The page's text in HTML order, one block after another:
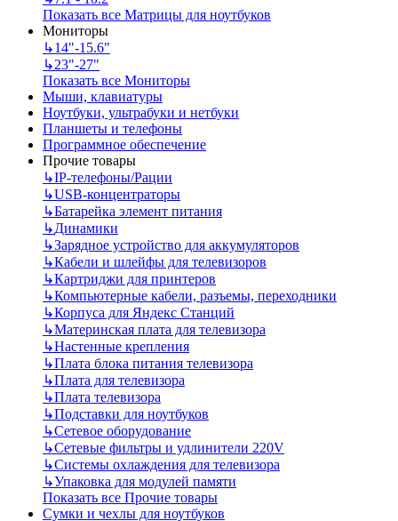
Показать все Матрицы для ноутбуков
Мониторы
↳14"-15.6"
↳23"-27"
Показать все Мониторы
Мыши, клавиатуры
Ноутбуки, ультрабуки и нетбуки
Планшеты и телефоны
Программное обеспечение
Прочие товары
↳IP‑телефоны/Рации
↳USB-концентраторы
↳Батарейка элемент питания
↳Динамики
↳Зарядное устройство для аккумуляторов
↳Кабели и шлейфы для телевизоров
↳Картриджи для принтеров
↳Компьютерные кабели, разъемы, переходники
↳Корпуса для Яндекс Станций
↳Материнская плата для телевизора
↳Настенные крепления
↳Плата блока питания телевизора
↳Плата для телевизора
↳Плата телевизора
↳Подставки для ноутбуков
↳Сетевое оборудование
↳Сетевые фильтры и удлинители 220V
↳Системы охлаждения для телевизора
↳Упаковка для модулей памяти
Показать все Прочие товары
Сумки и чехлы для ноутбуков